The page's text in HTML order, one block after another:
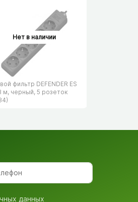
фильтр DEFENDER ES
м, черный, 5 розеток
данных